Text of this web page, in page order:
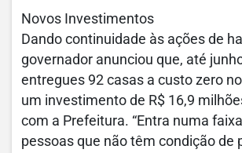
Novos Investimentos
Dando continuidade às ações de
governador anunciou que, até
entregues 92 casas a custo zero
um investimento de R$ 16,9
com a Prefeitura. “Entra numa
pessoas que não têm condição de